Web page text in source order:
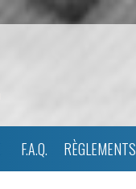
F.A.Q. RÈGLEMENTS